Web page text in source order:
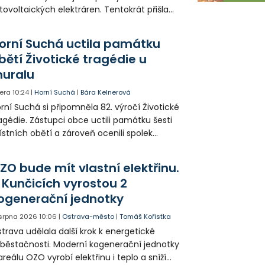
elektráren. Tentokrát přišla
Suchá uctila památku
Životické tragédie u
10:24 |Horní Suchá |Bára Kelnerová
Suchá si připomněla 82. výročí Životické
Zástupci obce uctili památku šesti
obětí a zároveň ocenili spolek
bude mít vlastní elektřinu.
Kunčicích vyrostou 2
jednotky
2026 10:06 | Ostrava-město |Tomáš Kořistka
udělala další krok k energetické
Moderní kogenerační jednotky
OZO vyrobí elektřinu i teplo a sníží